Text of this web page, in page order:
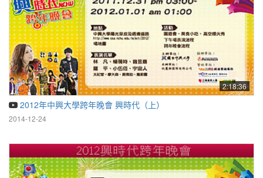
2:18:36
2012年中興大學跨年晚會 興時代（上）
2014-12-24